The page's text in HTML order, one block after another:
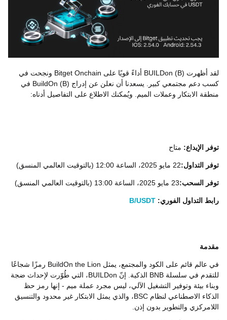
لقد أظهرت BUILDon (B) أداءً قويًا على Bitget Onchain ونجحت في
كسب دعم مجتمعي كبير. يسعدنا أن نعلن عن إدراج BuildOn (B) في
منطقة الابتكار وعملات الميم. ويُمكنك الاطلاع على التفاصيل أدناه:
توفر الإيداع: متاح
توفر التداول:22 مايو 2025، الساعة 12:00 (بالتوقيت العالمي المنسق)
توفر السحب:23 مايو 2025، الساعة 13:00 (بالتوقيت العالمي المنسق)
رابط التداول الفوري: B/USDT
مقدمة
في عالم قائم على الكود والمجتمع، يمثل BuildOn the Lion رمزًا شجاعًا
للتقدم في سلسلة BNB الذكية. إنّ BUILDon، التي طُوّرت لإحداث ضجة
وبناء بيئة وتوفير التشغيل الآلي، ليس مجرد عملة ميم - إنها رمز حظ
الذكاء الاصطناعي لنظام BSC، والذي يمثل الابتكار غير محدود والتنسيق
اللامركزي والتطوير بدون إذن.